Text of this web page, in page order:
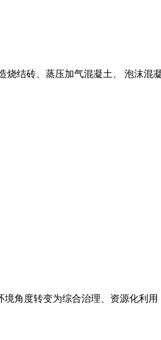
烧结砖、蒸压加气混凝土、 泡沫混
角度转变为综合治理、资源化利用